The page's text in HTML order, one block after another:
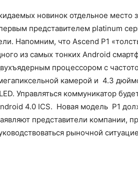
новинок отдельное место
представителем platinum
Напомним, что Ascend P1
из самых тонких Android
процессором с
камерой и 4.3
Управляться коммуникатор
4.0 ICS. Новая модель P1
представители компании,
рыночной